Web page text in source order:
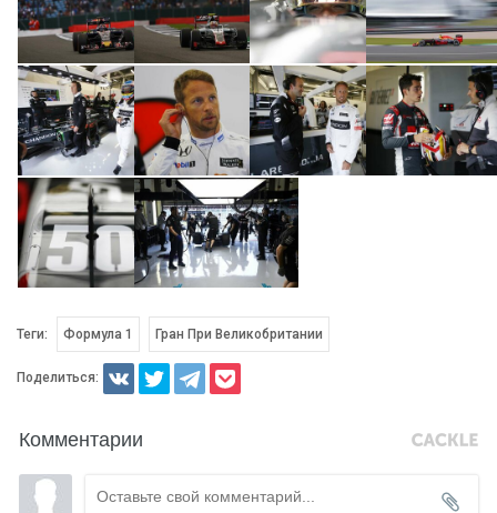
Теги: Формула 1 Гран При Великобритании
Поделиться:
Комментарии